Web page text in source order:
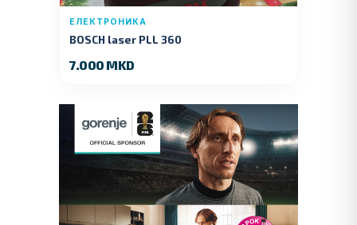
ЕЛЕКТРОНИКА
BOSCH laser PLL 360
7.000 MKD